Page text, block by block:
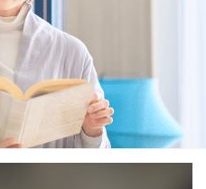
除）、利用停止等（「利用
への提供の停止」）の求め
ます。 当社顧客の皆様の
ログインしていただくこと
ていただくことが出来ま
だけない方、その他の方に
ください。 また、ご登録い
町村などの名称および郵便
はクレジットカードの有効
請求を行う上で支障がある